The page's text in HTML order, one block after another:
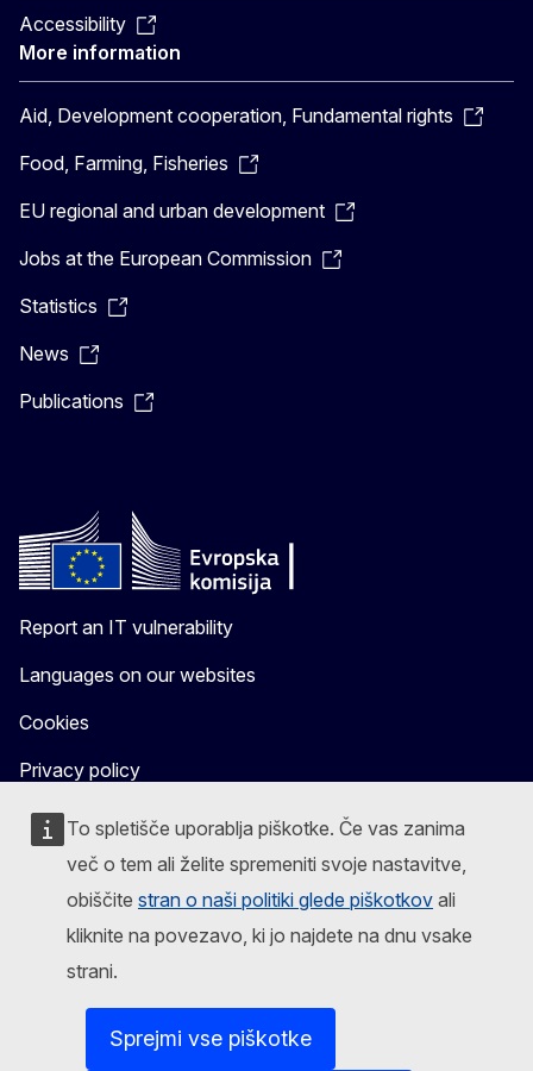
To spletišče uporablja piškotke. Če vas zanima
več o tem ali želite spremeniti svoje nastavitve,
obiščite stran o naši politiki glede piškotkov ali
kliknite na povezavo, ki jo najdete na dnu vsake
strani.
Sprejmi vse piškotke
Accessibility
More information
Aid, Development cooperation, Fundamental rights
Food, Farming, Fisheries
EU regional and urban development
Jobs at the European Commission
Statistics
News
Publications
Report an IT vulnerability
Languages on our websites
Cookies
Privacy policy
Legal notice